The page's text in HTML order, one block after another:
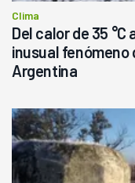
Clima
Del calor de 35
inusual fenómeno
Argentina